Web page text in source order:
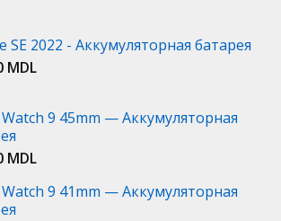
SE 2022 - Аккумуляторная батарея
MDL
9 45mm — Аккумуляторная
MDL
9 41mm — Аккумуляторная